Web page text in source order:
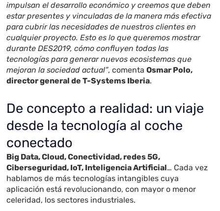
impulsan el desarrollo económico y creemos que deben
estar presentes y vinculadas de la manera más efectiva
para cubrir las necesidades de nuestros clientes en
cualquier proyecto. Esto es lo que queremos mostrar
durante DES2019, cómo confluyen todas las
tecnologías para generar nuevos ecosistemas que
mejoran la sociedad actual”, comentaOsmar Polo,
director general de T-Systems Iberia.
De concepto a realidad: un viaje
desde la tecnología al coche
conectado
Big Data, Cloud, Conectividad, redes 5G,
Ciberseguridad, IoT, Inteligencia Artificial… Cada vez
hablamos de más tecnologías intangibles cuya
aplicación está revolucionando, con mayor o menor
celeridad, los sectores industriales.